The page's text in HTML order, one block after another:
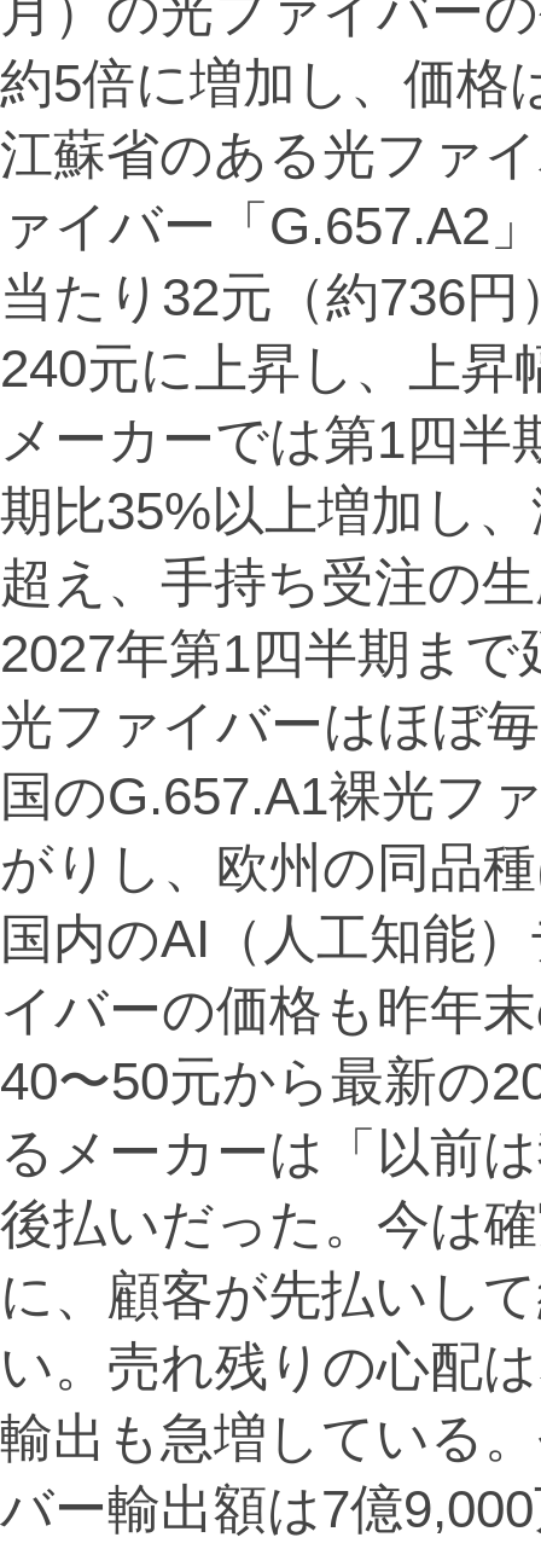
月）の光ファイバー
約5倍に増加し、価格
江蘇省のある光ファ
ァイバー「G.657.A2
当たり32元（約736
240元に上昇し、上昇
メーカーでは第1四半
期比35%以上増加し
超え、手持ち受注の
2027年第1四半期ま
光ファイバーはほぼ
国のG.657.A1裸光フ
がりし、欧州の同品
国内のAI（人工知能
イバーの価格も昨年
40〜50元から最新の
るメーカーは「以前
後払いだった。今は
に、顧客が先払いし
い。売れ残りの心配
輸出も急増している
バー輸出額は7億